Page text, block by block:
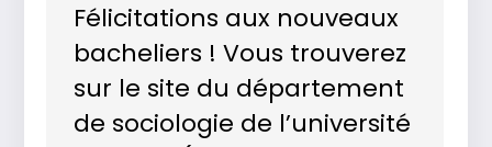
Félicitations aux nouveaux
bacheliers ! Vous trouverez
sur le site du département
de sociologie de l’université